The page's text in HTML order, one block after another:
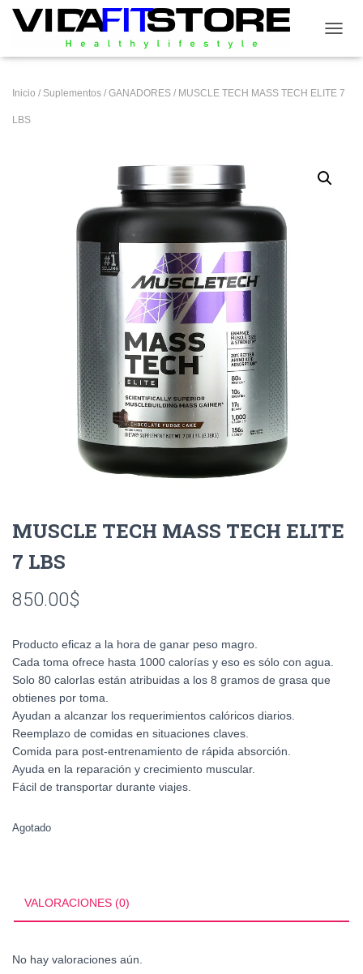
Inicio / Suplementos / GANADORES / MUSCLE TECH MASS TECH ELITE 7
LBS
MUSCLE TECH MASS TECH ELITE
7 LBS
850.00$
Producto eficaz a la hora de ganar peso magro.
Cada toma ofrece hasta 1000 calorías y eso es sólo con agua.
Solo 80 calorIas están atribuidas a los 8 gramos de grasa que
obtienes por toma.
Ayudan a alcanzar los requerimientos calóricos diarios.
Reemplazo de comidas en situaciones claves.
Comida para post-entrenamiento de rápida absorción.
Ayuda en la reparación y crecimiento muscular.
Fácil de transportar durante viajes.
Agotado
VALORACIONES (0)
No hay valoraciones aún.